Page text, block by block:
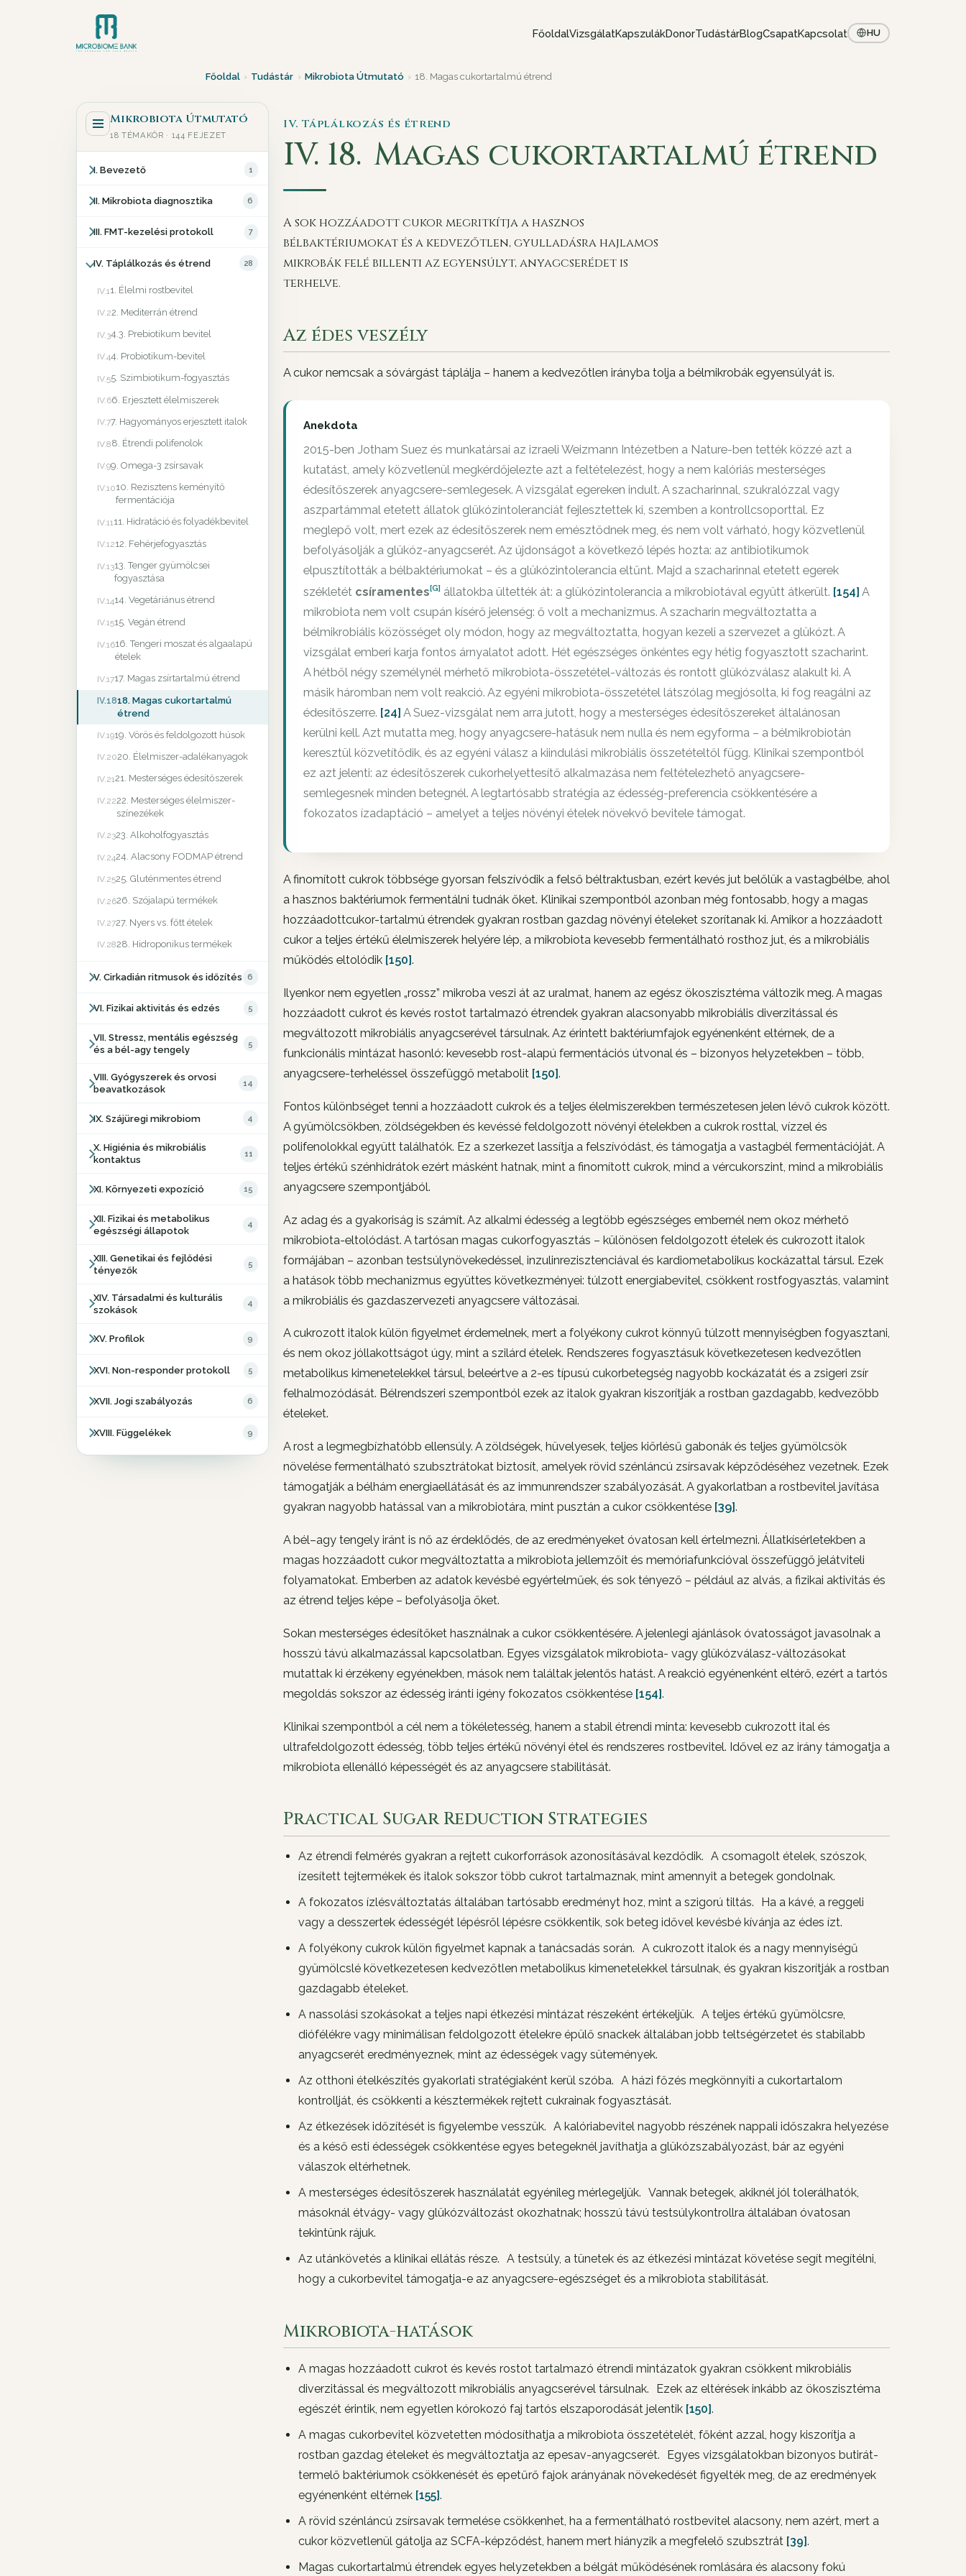
FőoldalVizsgálatKapszulákDonorTudástárBlogCsapatKapcsolat HU
Főoldal › Tudástár › Mikrobiota Útmutató › 18. Magas cukortartalmú étrend
Mikrobiota Útmutató
18 TÉMAKÖR · 144 FEJEZET
I. Bevezető 1
II. Mikrobiota diagnosztika 6
III. FMT-kezelési protokoll 7
IV. Táplálkozás és étrend 28
IV.11. Élelmi rostbevitel
IV.22. Mediterrán étrend
IV.34.3. Prebiotikum bevitel
IV.44. Probiotikum-bevitel
IV.55. Szimbiotikum-fogyasztás
IV.66. Erjesztett élelmiszerek
IV.77. Hagyományos erjesztett italok
IV.88. Étrendi polifenolok
IV.99. Omega-3 zsírsavak
IV.1010. Rezisztens keményítő
fermentációja
IV.11 11. Hidratáció és folyadékbevitel
IV.1212. Fehérjefogyasztás
IV.1313. Tenger gyümölcsei
fogyasztása
IV.1414. Vegetáriánus étrend
IV.1515. Vegán étrend
IV.1616. Tengeri moszat és algaalapú
ételek
IV.1717. Magas zsírtartalmú étrend
IV.1818. Magas cukortartalmú
étrend
IV.1919. Vörös és feldolgozott húsok
IV.2020. Élelmiszer-adalékanyagok
IV.2121. Mesterséges édesítőszerek
IV.2222. Mesterséges élelmiszer-
színezékek
IV.2323. Alkoholfogyasztás
IV.2424. Alacsony FODMAP étrend
IV.2525. Gluténmentes étrend
IV.2626. Szójalapú termékek
IV.2727. Nyers vs. főtt ételek
IV.2828. Hidroponikus termékek
V. Cirkadián ritmusok és időzítés 6
VI. Fizikai aktivitás és edzés 5
VII. Stressz, mentális egészség
és a bél-agy tengely
5
VIII. Gyógyszerek és orvosi
beavatkozások
14
IX. Szájüregi mikrobiom 4
X. Higiénia és mikrobiális
kontaktus
11
XI. Környezeti expozíció 15
XII. Fizikai és metabolikus
egészségi állapotok
4
XIII. Genetikai és fejlődési
tényezők
5
XIV. Társadalmi és kulturális
szokások
4
XV. Profilok 9
XVI. Non-responder protokoll 5
XVII. Jogi szabályozás 6
XVIII. Függelékek 9
IV. Táplálkozás és étrend
IV. 18. Magas cukortartalmú étrend
A sok hozzáadott cukor megritkítja a hasznos
bélbaktériumokat és a kedvezőtlen, gyulladásra hajlamos
mikrobák felé billenti az egyensúlyt, anyagcserédet is
terhelve.
Az édes veszély
A cukor nemcsak a sóvárgást táplálja – hanem a kedvezőtlen irányba tolja a bélmikrobák egyensúlyát is.
Anekdota
2015-ben Jotham Suez és munkatársai az izraeli Weizmann Intézetben a Nature-ben tették közzé azt a
kutatást, amely közvetlenül megkérdőjelezte azt a feltételezést, hogy a nem kalóriás mesterséges
édesítőszerek anyagcsere-semlegesek. A vizsgálat egereken indult. A szacharinnal, szukralózzal vagy
aszpartámmal etetett állatok glükózintoleranciát fejlesztettek ki, szemben a kontrollcsoporttal. Ez
meglepő volt, mert ezek az édesítőszerek nem emésztődnek meg, és nem volt várható, hogy közvetlenül
befolyásolják a glükóz-anyagcserét. Az újdonságot a következő lépés hozta: az antibiotikumok
elpusztították a bélbaktériumokat – és a glükózintolerancia eltűnt. Majd a szacharinnal etetett egerek
székletét csíramentes[G] állatokba ültették át: a glükózintolerancia a mikrobiotával együtt átkerült. [154] A
mikrobiota nem volt csupán kísérő jelenség: ő volt a mechanizmus. A szacharin megváltoztatta a
bélmikrobiális közösséget oly módon, hogy az megváltoztatta, hogyan kezeli a szervezet a glükózt. A
vizsgálat emberi karja fontos árnyalatot adott. Hét egészséges önkéntes egy hétig fogyasztott szacharint.
A hétből négy személynél mérhető mikrobiota-összetétel-változás és rontott glükózválasz alakult ki. A
másik háromban nem volt reakció. Az egyéni mikrobiota-összetétel látszólag megjósolta, ki fog reagálni az
édesítőszerre. [24] A Suez-vizsgálat nem arra jutott, hogy a mesterséges édesítőszereket általánosan
kerülni kell. Azt mutatta meg, hogy anyagcsere-hatásuk nem nulla és nem egyforma – a bélmikrobiotán
keresztül közvetítődik, és az egyéni válasz a kiindulási mikrobiális összetételtől függ. Klinikai szempontból
ez azt jelenti: az édesítőszerek cukorhelyettesítő alkalmazása nem feltételezhető anyagcsere-
semlegesnek minden betegnél. A legtartósabb stratégia az édesség-preferencia csökkentésére a
fokozatos ízadaptáció – amelyet a teljes növényi ételek növekvő bevitele támogat.
A finomított cukrok többsége gyorsan felszívódik a felső béltraktusban, ezért kevés jut belőlük a vastagbélbe, ahol
a hasznos baktériumok fermentálni tudnák őket. Klinikai szempontból azonban még fontosabb, hogy a magas
hozzáadottcukor-tartalmú étrendek gyakran rostban gazdag növényi ételeket szorítanak ki. Amikor a hozzáadott
cukor a teljes értékű élelmiszerek helyére lép, a mikrobiota kevesebb fermentálható rosthoz jut, és a mikrobiális
működés eltolódik [150].
Ilyenkor nem egyetlen „rossz” mikroba veszi át az uralmat, hanem az egész ökoszisztéma változik meg. A magas
hozzáadott cukrot és kevés rostot tartalmazó étrendek gyakran alacsonyabb mikrobiális diverzitással és
megváltozott mikrobiális anyagcserével társulnak. Az érintett baktériumfajok egyénenként eltérnek, de a
funkcionális mintázat hasonló: kevesebb rost-alapú fermentációs útvonal és – bizonyos helyzetekben – több,
anyagcsere-terheléssel összefüggő metabolit [150].
Fontos különbséget tenni a hozzáadott cukrok és a teljes élelmiszerekben természetesen jelen lévő cukrok között.
A gyümölcsökben, zöldségekben és kevéssé feldolgozott növényi ételekben a cukrok rosttal, vízzel és
polifenolokkal együtt találhatók. Ez a szerkezet lassítja a felszívódást, és támogatja a vastagbél fermentációját. A
teljes értékű szénhidrátok ezért másként hatnak, mint a finomított cukrok, mind a vércukorszint, mind a mikrobiális
anyagcsere szempontjából.
Az adag és a gyakoriság is számít. Az alkalmi édesség a legtöbb egészséges embernél nem okoz mérhető
mikrobiota-eltolódást. A tartósan magas cukorfogyasztás – különösen feldolgozott ételek és cukrozott italok
formájában – azonban testsúlynövekedéssel, inzulinrezisztenciával és kardiometabolikus kockázattal társul. Ezek
a hatások több mechanizmus együttes következményei: túlzott energiabevitel, csökkent rostfogyasztás, valamint
a mikrobiális és gazdaszervezeti anyagcsere változásai.
A cukrozott italok külön figyelmet érdemelnek, mert a folyékony cukrot könnyű túlzott mennyiségben fogyasztani,
és nem okoz jóllakottságot úgy, mint a szilárd ételek. Rendszeres fogyasztásuk következetesen kedvezőtlen
metabolikus kimenetelekkel társul, beleértve a 2-es típusú cukorbetegség nagyobb kockázatát és a zsigeri zsír
felhalmozódását. Bélrendszeri szempontból ezek az italok gyakran kiszorítják a rostban gazdagabb, kedvezőbb
ételeket.
A rost a legmegbízhatóbb ellensúly. A zöldségek, hüvelyesek, teljes kiőrlésű gabonák és teljes gyümölcsök
növelése fermentálható szubsztrátokat biztosít, amelyek rövid szénláncú zsírsavak képződéséhez vezetnek. Ezek
támogatják a bélhám energiaellátását és az immunrendszer szabályozását. A gyakorlatban a rostbevitel javítása
gyakran nagyobb hatással van a mikrobiotára, mint pusztán a cukor csökkentése [39].
A bél–agy tengely iránt is nő az érdeklődés, de az eredményeket óvatosan kell értelmezni. Állatkísérletekben a
magas hozzáadott cukor megváltoztatta a mikrobiota jellemzőit és memóriafunkcióval összefüggő jelátviteli
folyamatokat. Emberben az adatok kevésbé egyértelműek, és sok tényező – például az alvás, a fizikai aktivitás és
az étrend teljes képe – befolyásolja őket.
Sokan mesterséges édesítőket használnak a cukor csökkentésére. A jelenlegi ajánlások óvatosságot javasolnak a
hosszú távú alkalmazással kapcsolatban. Egyes vizsgálatok mikrobiota- vagy glükózválasz-változásokat
mutattak ki érzékeny egyénekben, mások nem találtak jelentős hatást. A reakció egyénenként eltérő, ezért a tartós
megoldás sokszor az édesség iránti igény fokozatos csökkentése [154].
Klinikai szempontból a cél nem a tökéletesség, hanem a stabil étrendi minta: kevesebb cukrozott ital és
ultrafeldolgozott édesség, több teljes értékű növényi étel és rendszeres rostbevitel. Idővel ez az irány támogatja a
mikrobiota ellenálló képességét és az anyagcsere stabilitását.
Practical Sugar Reduction Strategies
Az étrendi felmérés gyakran a rejtett cukorforrások azonosításával kezdődik. A csomagolt ételek, szószok,
ízesített tejtermékek és italok sokszor több cukrot tartalmaznak, mint amennyit a betegek gondolnak.
A fokozatos ízlésváltoztatás általában tartósabb eredményt hoz, mint a szigorú tiltás. Ha a kávé, a reggeli
vagy a desszertek édességét lépésről lépésre csökkentik, sok beteg idővel kevésbé kívánja az édes ízt.
A folyékony cukrok külön figyelmet kapnak a tanácsadás során. A cukrozott italok és a nagy mennyiségű
gyümölcslé következetesen kedvezőtlen metabolikus kimenetelekkel társulnak, és gyakran kiszorítják a rostban
gazdagabb ételeket.
A nassolási szokásokat a teljes napi étkezési mintázat részeként értékeljük. A teljes értékű gyümölcsre,
diófélékre vagy minimálisan feldolgozott ételekre épülő snackek általában jobb teltségérzetet és stabilabb
anyagcserét eredményeznek, mint az édességek vagy sütemények.
Az otthoni ételkészítés gyakorlati stratégiaként kerül szóba. A házi főzés megkönnyíti a cukortartalom
kontrollját, és csökkenti a késztermékek rejtett cukrainak fogyasztását.
Az étkezések időzítését is figyelembe vesszük. A kalóriabevitel nagyobb részének nappali időszakra helyezése
és a késő esti édességek csökkentése egyes betegeknél javíthatja a glükózszabályozást, bár az egyéni
válaszok eltérhetnek.
A mesterséges édesítőszerek használatát egyénileg mérlegeljük. Vannak betegek, akiknél jól tolerálhatók,
másoknál étvágy- vagy glükózváltozást okozhatnak; hosszú távú testsúlykontrollra általában óvatosan
tekintünk rájuk.
Az utánkövetés a klinikai ellátás része. A testsúly, a tünetek és az étkezési mintázat követése segít megítélni,
hogy a cukorbevitel támogatja-e az anyagcsere-egészséget és a mikrobiota stabilitását.
Mikrobiota-hatások
A magas hozzáadott cukrot és kevés rostot tartalmazó étrendi mintázatok gyakran csökkent mikrobiális
diverzitással és megváltozott mikrobiális anyagcserével társulnak. Ezek az eltérések inkább az ökoszisztéma
egészét érintik, nem egyetlen kórokozó faj tartós elszaporodását jelentik [150].
A magas cukorbevitel közvetetten módosíthatja a mikrobiota összetételét, főként azzal, hogy kiszorítja a
rostban gazdag ételeket és megváltoztatja az epesav-anyagcserét. Egyes vizsgálatokban bizonyos butirát-
termelő baktériumok csökkenését és epetűrő fajok arányának növekedését figyelték meg, de az eredmények
egyénenként eltérnek [155].
A rövid szénláncú zsírsavak termelése csökkenhet, ha a fermentálható rostbevitel alacsony, nem azért, mert a
cukor közvetlenül gátolja az SCFA-képződést, hanem mert hiányzik a megfelelő szubsztrát [39].
Magas cukortartalmú étrendek egyes helyzetekben a bélgát működésének romlására és alacsony fokú